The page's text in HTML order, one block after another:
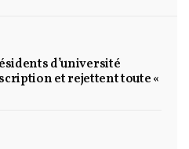
d’université
et rejettent toute «